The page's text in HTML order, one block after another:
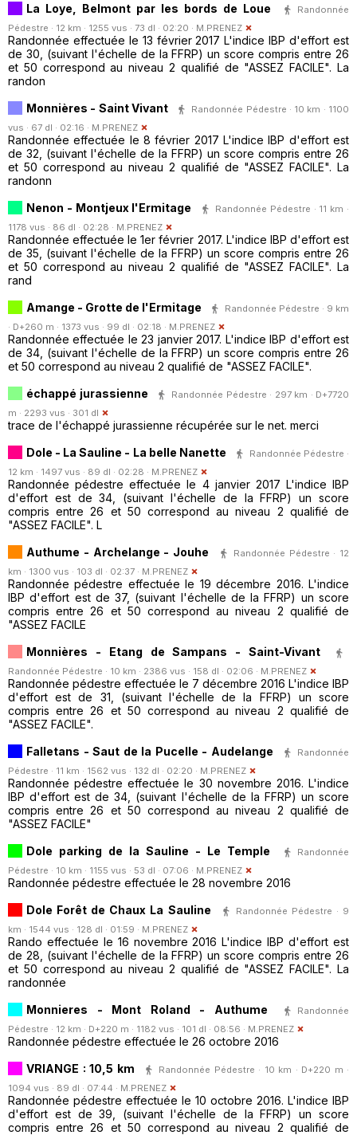
La Loye, Belmont par les bords de Loue
Randonnée
Pédestre · 12 km · 1255 vus · 73 dl · 02:20 · M.PRENEZ
Randonnée effectuée le 13 février 2017 L'indice IBP d'effort est
de 30, (suivant l'échelle de la FFRP) un score compris entre 26
et 50 correspond au niveau 2 qualifié de "ASSEZ FACILE". La
randon
Monnières - Saint Vivant
Randonnée Pédestre · 10 km · 1100
vus · 67 dl · 02:16 · M.PRENEZ
Randonnée effectuée le 8 février 2017 L'indice IBP d'effort est
de 32, (suivant l'échelle de la FFRP) un score compris entre 26
et 50 correspond au niveau 2 qualifié de "ASSEZ FACILE". La
randonn
Nenon - Montjeux l'Ermitage
Randonnée Pédestre · 11 km ·
1178 vus · 86 dl · 02:28 · M.PRENEZ
Randonnée effectuée le 1er février 2017. L'indice IBP d'effort est
de 35, (suivant l'échelle de la FFRP) un score compris entre 26
et 50 correspond au niveau 2 qualifié de "ASSEZ FACILE". La
rand
Amange - Grotte de l'Ermitage
Randonnée Pédestre · 9 km
· D+260 m · 1373 vus · 99 dl · 02:18 · M.PRENEZ
Randonnée effectuée le 23 janvier 2017. L'indice IBP d'effort est
de 34, (suivant l'échelle de la FFRP) un score compris entre 26
et 50 correspond au niveau 2 qualifié de "ASSEZ FACILE".
échappé jurassienne
Randonnée Pédestre · 297 km · D+7720
m · 2293 vus · 301 dl
trace de l'échappé jurassienne récupérée sur le net. merci
Dole - La Sauline - La belle Nanette
Randonnée Pédestre ·
12 km · 1497 vus · 89 dl · 02:28 · M.PRENEZ
Randonnée pédestre effectuée le 4 janvier 2017 L'indice IBP
d'effort est de 34, (suivant l'échelle de la FFRP) un score
compris entre 26 et 50 correspond au niveau 2 qualifié de
"ASSEZ FACILE". L
Authume - Archelange - Jouhe
Randonnée Pédestre · 12
km · 1300 vus · 103 dl · 02:37 · M.PRENEZ
Randonnée pédestre effectuée le 19 décembre 2016. L'indice
IBP d'effort est de 37, (suivant l'échelle de la FFRP) un score
compris entre 26 et 50 correspond au niveau 2 qualifié de
"ASSEZ FACILE
Monnières - Etang de Sampans - Saint-Vivant
Randonnée Pédestre · 10 km · 2386 vus · 158 dl · 02:06 · M.PRENEZ
Randonnée pédestre effectuée le 7 décembre 2016 L'indice IBP
d'effort est de 31, (suivant l'échelle de la FFRP) un score
compris entre 26 et 50 correspond au niveau 2 qualifié de
"ASSEZ FACILE".
Falletans - Saut de la Pucelle - Audelange
Randonnée
Pédestre · 11 km · 1562 vus · 132 dl · 02:20 · M.PRENEZ
Randonnée pédestre effectuée le 30 novembre 2016. L'indice
IBP d'effort est de 34, (suivant l'échelle de la FFRP) un score
compris entre 26 et 50 correspond au niveau 2 qualifié de
"ASSEZ FACILE"
Dole parking de la Sauline - Le Temple
Randonnée
Pédestre · 10 km · 1155 vus · 53 dl · 07:06 · M.PRENEZ
Randonnée pédestre effectuée le 28 novembre 2016
Dole Forêt de Chaux La Sauline
Randonnée Pédestre · 9
km · 1544 vus · 128 dl · 01:59 · M.PRENEZ
Rando effectuée le 16 novembre 2016 L'indice IBP d'effort est
de 28, (suivant l'échelle de la FFRP) un score compris entre 26
et 50 correspond au niveau 2 qualifié de "ASSEZ FACILE". La
randonnée
Monnieres - Mont Roland - Authume
Randonnée
Pédestre · 12 km · D+220 m · 1182 vus · 101 dl · 08:56 · M.PRENEZ
Randonnée pédestre effectuée le 26 octobre 2016
VRIANGE : 10,5 km
Randonnée Pédestre · 10 km · D+220 m ·
1094 vus · 89 dl · 07:44 · M.PRENEZ
Randonnée pédestre effectuée le 10 octobre 2016. L'indice IBP
d'effort est de 39, (suivant l'échelle de la FFRP) un score
compris entre 26 et 50 correspond au niveau 2 qualifié de